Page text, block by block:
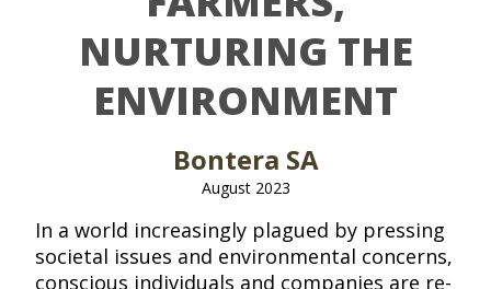
NURTURING THE
ENVIRONMENT​​​​‌ ‍ ​‍​‍‌‍ ‌ ​‍‌‍‍‌‌‍‌ ‌‍‍‌‌‍ ‍​‍​‍​ ‍‍​‍​‍‌ ​ ‌‍​‌‌‍ ‍‌‍‍‌‌ ‌​‌ ‍‌​‍ ‍‌‍‍‌‌‍ ​‍​‍​‍ ​​‍​‍‌‍‍​‌ ​‍‌‍‌‌‌‍‌‍​‍​‍​ ‍‍​‍​‍​‍ ‌ ​ ‌ ‌​‌ ‌‌‌‍‌​‌‍‍‌‌‍ ​‍ ‌‍‍‌‌‍ ‍‌ ‌​‌‍‌‌‌‍ ‍‌ ‌​​‍ ‌‍‌‌‌‍‌​‌‍‍‌‌ ‌​​‍ ‌‍ ‌‌‍ ‌‍‌​‌‍‌‌​ ‌‌ ​​‌ ​‍‌‍‌‌‌ ​ ‌‍‌‌‌‍ ‍‌ ‌​‌‍​‌‌ ‌​‌‍‍‌‌‍ ‌‍ ‍​ ‍ ‌‍‍‌‌‍‌​​ ‌‌ ​​‌‍ ‌ ​ ‌ ‌​​‍ ‍‌ ​ ‌‍​‌​‍ ‍‌‍‌​‌‍ ‌‍‍‌‌‍ ‍‌‍‌ ​‍ ‌‌‍​‍‌‍‌‌‌ ‌​‌ ‌​‌‍‌‌‌ ​‍​‍ ‌‌ ​‍‌‍‌‌​‍ ‌‌‍‌​‌‍‌‌‌‍‌‍‌‍‍‌‌‍ ‍‌‍‍‌‌‍ ‍‌‍‌ ​‍ ‌‌ ​ ‌ ‌‌‌‍​ ‌‍​ ‌‍‌‌‌ ​ ‌ ​ ​‍ ‌‌‍‍‌‌‍ ‍​‍ ‌‌‍​‌‌‍‌ ‌ ​‍‌‍‍‌‌‍​ ‌ ‌‌‌‍ ​‌ ‌​‌ ‌‌‌ ​‍‌‍‌‌​‍ ‌‌‍‌‌‌‍ ‌‌ ​​‌‍ ‌ ‌ ‌‍‌‌‌ ​‍‌‍‍‌‌‍ ‍‌‍‌ ​‍ ‌‌‍‌‍‌‍​‌‌ ​‍‌‍ ‌‌‍‌‌‌ ​‍‌ ​ ​‍ ‌‌‍ ‍‌ ‌‌‌ ​‍‌ ‌​‌ ‌‌‌ ​‍‌‍‍‌‌‍ ‍‌‍‌ ​‍ ‌‌ ‌​‌‍‍​‌‍‌‌​‍ ‌‌‍‌‌‌‍ ‍‌ ‌‍‌‍‍‌‌ ​‍‌‍ ‌‍ ‍‌‍ ‌‌‍‌‌‌‍ ‍‌ ‌​​ ‍ ‌ ‌​‌ ‍‌‌ ​​‌‍‌‌​ ‌‌ ​​‌‍ ‌ ​ ‌ ‌​​ ‍ ‌ ​​‌‍​‌‌ ‌​‌‍‍​​ ‌‌ ‌​‌‍‍‌‌ ‌​‌‍ ​‌‍‌‌​ ‌‍​‍‌‍​‌‌ ​ ‌‍‌‌‌‌‌‌‌ ​‍‌‍ ​​ ‌​‍‌‌​ ​‍‌​‌‍‌ ​ ‌ ‌​‌ ‌‌‌‍‌​‌‍‍‌‌‍ ​‍‌‍‌‍‍‌‌‍‌​​ ‌‌ ​​‌‍ ‌ ​ ‌ ‌​​‍ ‍‌ ​ ‌‍​‌​‍ ‍‌‍‌​‌‍ ‌‍‍‌‌‍ ‍‌‍‌ ​‍ ‌‌‍​‍‌‍‌‌‌ ‌​‌ ‌​‌‍‌‌‌ ​‍​‍ ‌‌ ​‍‌‍‌‌​‍ ‌‌‍‌​‌‍‌‌‌‍‌‍‌‍‍‌‌‍ ‍‌‍‍‌‌‍ ‍‌‍‌ ​‍ ‌‌ ​ ‌ ‌‌‌‍​ ‌‍​ ‌‍‌‌‌ ​ ‌ ​ ​‍ ‌‌‍‍‌‌‍ ‍​‍ ‌‌‍​‌‌‍‌ ‌ ​‍‌‍‍‌‌‍​ ‌ ‌‌‌‍ ​‌ ‌​‌ ‌‌‌ ​‍‌‍‌‌​‍ ‌‌‍‌‌‌‍ ‌‌ ​​‌‍ ‌ ‌ ‌‍‌‌‌ ​‍‌‍‍‌‌‍ ‍‌‍‌ ​‍ ‌‌‍‌‍‌‍​‌‌ ​‍‌‍ ‌‌‍‌‌‌ ​‍‌ ​ ​‍ ‌‌‍ ‍‌ ‌‌‌ ​‍‌ ‌​‌ ‌‌‌ ​‍‌‍‍‌‌‍ ‍‌‍‌ ​‍ ‌‌ ‌​‌‍‍​‌‍‌‌​‍ ‌‌‍‌‌‌‍ ‍‌ ‌‍‌‍‍‌‌ ​‍‌‍ ‌‍ ‍‌‍ ‌‌‍‌‌‌‍ ‍‌ ‌​​‍‌‍‌ ‌​‌ ‍‌‌ ​​‌‍‌‌​ ‌‌ ​​‌‍ ‌ ​ ‌ ‌​​‍‌‍‌ ​​‌‍​‌‌ ‌​‌‍‍​​ ‌‌ ‌​‌‍‍‌‌ ‌​‌‍ ​‌‍‌‌​‍‌‍‌ ​​‌‍‌‌‌ ​‍‌ ​ ‌ ​​‌‍‌‌‌‍​ ‌ ‌​‌‍‍‌‌ ‌‍‌‍‌‌​ ‌‌ ​​‌ ‌‌‌‍​‍‌‍ ​‌‍‍‌‌ ​ ‌‍‍​‌‍‌‌‌‍‌​​‍​‍‌ ‌
Bontera SA​​​​‌ ‍ ​‍​‍‌‍ ‌ ​‍‌‍‍‌‌‍‌ ‌‍‍‌‌‍ ‍​‍​‍​ ‍‍​‍​‍‌ ​ ‌‍​‌‌‍ ‍‌‍‍‌‌ ‌​‌ ‍‌​‍ ‍‌‍‍‌‌‍ ​‍​‍​‍ ​​‍​‍‌‍‍​‌ ​‍‌‍‌‌‌‍‌‍​‍​‍​ ‍‍​‍​‍​‍ ‌ ​ ‌ ‌​‌ ‌‌‌‍‌​‌‍‍‌‌‍ ​‍ ‌‍‍‌‌‍ ‍‌ ‌​‌‍‌‌‌‍ ‍‌ ‌​​‍ ‌‍‌‌‌‍‌​‌‍‍‌‌ ‌​​‍ ‌‍ ‌‌‍ ‌‍‌​‌‍‌‌​ ‌‌ ​​‌ ​‍‌‍‌‌‌ ​ ‌‍‌‌‌‍ ‍‌ ‌​‌‍​‌‌ ‌​‌‍‍‌‌‍ ‌‍ ‍​ ‍ ‌‍‍‌‌‍‌​​ ‌‌‍​‌‌ ‌‌‌ ‌​‌‍‍​‌‍ ‌ ​‍​‍ ‍‌ ​ ‌‍​‌​‍ ‍‌‍​‍‌‍ ‌‍ ‍‌ ‌​‌‍‌‌‌ ​‍‌‍​‌​‍ ‌‌ ​ ‌‍​‌​ ‍ ‌ ‌​‌ ‍‌‌ ​​‌‍‌‌​ ‌‌‍​‌‌ ‌‌‌ ‌​‌‍‍​‌‍ ‌ ​‍​ ‍ ‌ ​​‌‍​‌‌ ‌​‌‍‍​​ ‌‌‍ ‍‌‍​‌‌‍ ‌‌‍‌‌​ ‌‍​‍‌‍​‌‌ ​ ‌‍‌‌‌‌‌‌‌ ​‍‌‍ ​​ ‌​‍‌‌​ ​‍‌​‌‍‌ ​ ‌ ‌​‌ ‌‌‌‍‌​‌‍‍‌‌‍ ​‍‌‍‌‍‍‌‌‍‌​​ ‌‌‍​‌‌ ‌‌‌ ‌​‌‍‍​‌‍ ‌ ​‍​‍ ‍‌ ​ ‌‍​‌​‍ ‍‌‍​‍‌‍ ‌‍ ‍‌ ‌​‌‍‌‌‌ ​‍‌‍​‌​‍ ‌‌ ​ ‌‍​‌​‍‌‍‌ ‌​‌ ‍‌‌ ​​‌‍‌‌​ ‌‌‍​‌‌ ‌‌‌ ‌​‌‍‍​‌‍ ‌ ​‍​‍‌‍‌ ​​‌‍​‌‌ ‌​‌‍‍​​ ‌‌‍ ‍‌‍​‌‌‍ ‌‌‍‌‌​‍‌‍‌ ​​‌‍‌‌‌ ​‍‌ ​ ‌ ​​‌‍‌‌‌‍​ ‌ ‌​‌‍‍‌‌ ‌‍‌‍‌‌​ ‌‌ ​​‌ ‌‌‌‍​‍‌‍ ​‌‍‍‌‌ ​ ‌‍‍​‌‍‌‌‌‍‌​​‍​‍‌ ‌
August 2023
In a world increasingly plagued by pressing
societal issues and environmental concerns,
conscious individuals and companies are re-